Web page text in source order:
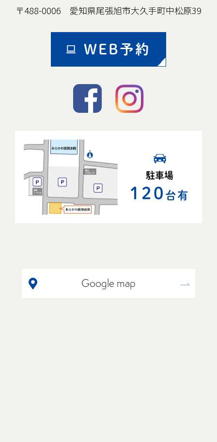
〒488-0006 愛知県尾張旭市大久手町中松原39
WEB予約
駐車場
120 台有
Google map